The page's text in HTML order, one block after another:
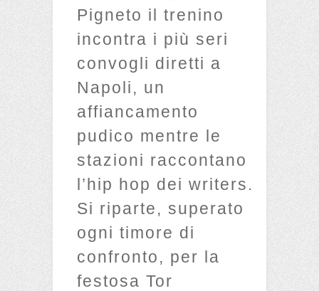
Pigneto il trenino
incontra i più seri
convogli diretti a
Napoli, un
affiancamento
pudico mentre le
stazioni raccontano
l’hip hop dei writers.
Si riparte, superato
ogni timore di
confronto, per la
festosa Tor